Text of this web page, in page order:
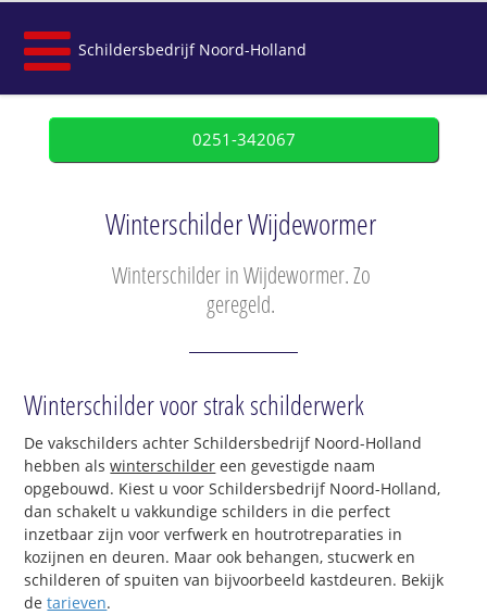
Schildersbedrijf Noord-Holland
0251-342067
Winterschilder Wijdewormer
Winterschilder in Wijdewormer. Zo
geregeld.
Winterschilder voor strak schilderwerk
De vakschilders achter Schildersbedrijf Noord-Holland
hebben alswinterschilder een gevestigde naam
opgebouwd. Kiest u voor Schildersbedrijf Noord-Holland,
dan schakelt u vakkundige schilders in die perfect
inzetbaar zijn voor verfwerk en houtrotreparaties in
kozijnen en deuren. Maar ook behangen, stucwerk en
schilderen of spuiten van bijvoorbeeld kastdeuren. Bekijk
detarieven.